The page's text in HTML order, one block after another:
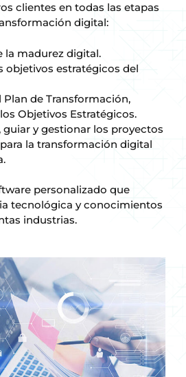
clientes en todas las etapas
digital:
la madurez digital.
objetivos estratégicos del
de Transformación,
Objetivos Estratégicos.
y gestionar los proyectos
la transformación digital
personalizado que
tecnológica y conocimientos
industrias.